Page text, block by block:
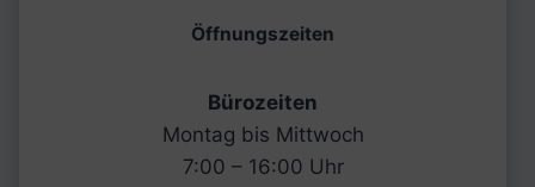
Öffnungszeiten
Bürozeiten
Montag bis Mittwoch
7:00 – 16:00 Uhr